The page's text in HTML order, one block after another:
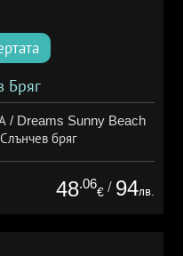
Бряг
/ Dreams Sunny Beach
бряг
48.06
€ / 94лв.